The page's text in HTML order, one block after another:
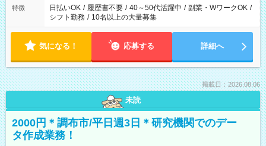
特徴 日払いOK / 履歴書不要 / 40～50代活躍中 / 副業・WワークOK /
シフト勤務 / 10名以上の大量募集
気になる！ 応募する 詳細へ
掲載日：2026.08.06
未読
2000円＊調布市/平日週3日＊研究機関でのデー
タ作成業務！